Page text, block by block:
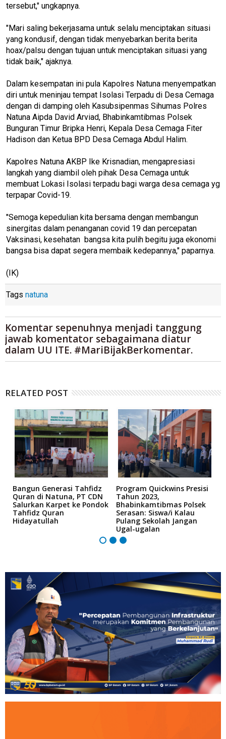
tersebut," ungkapnya.
"Mari saling bekerjasama untuk selalu menciptakan situasi
yang kondusif, dengan tidak menyebarkan berita berita
hoax/palsu dengan tujuan untuk menciptakan situasi yang
tidak baik," ajaknya.
Dalam kesempatan ini pula Kapolres Natuna menyempatkan
diri untuk meninjau tempat Isolasi Terpadu di Desa Cemaga
dengan di damping oleh Kasubsipenmas Sihumas Polres
Natuna Aipda David Arviad, Bhabinkamtibmas Polsek
Bunguran Timur Bripka Henri, Kepala Desa Cemaga Fiter
Hadison dan Ketua BPD Desa Cemaga Abdul Halim.
Kapolres Natuna AKBP Ike Krisnadian, mengapresiasi
langkah yang diambil oleh pihak Desa Cemaga untuk
membuat Lokasi Isolasi terpadu bagi warga desa cemaga yg
terpapar Covid-19.
"Semoga kepedulian kita bersama dengan membangun
sinergitas dalam penanganan covid 19 dan percepatan
Vaksinasi, kesehatan bangsa kita pulih begitu juga ekonomi
bangsa bisa dapat segera membaik kedepannya," paparnya.
(IK)
Tags natuna
Komentar sepenuhnya menjadi tanggung
jawab komentator sebagaimana diatur
dalam UU ITE. #MariBijakBerkomentar.
RELATED POST
Bangun Generasi Tahfidz
Quran di Natuna, PT CDN
Salurkan Karpet ke Pondok
Tahfidz Quran
Hidayatullah
Program Quickwins Presisi
Tahun 2023,
Bhabinkamtibmas Polsek
Serasan: Siswa/i Kalau
Pulang Sekolah Jangan
Ugal-ugalan